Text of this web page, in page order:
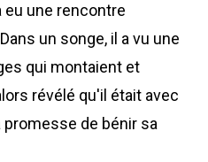
eu une rencontre
un songe, il a vu une
qui montaient et
révélé qu'il était avec
promesse de bénir sa